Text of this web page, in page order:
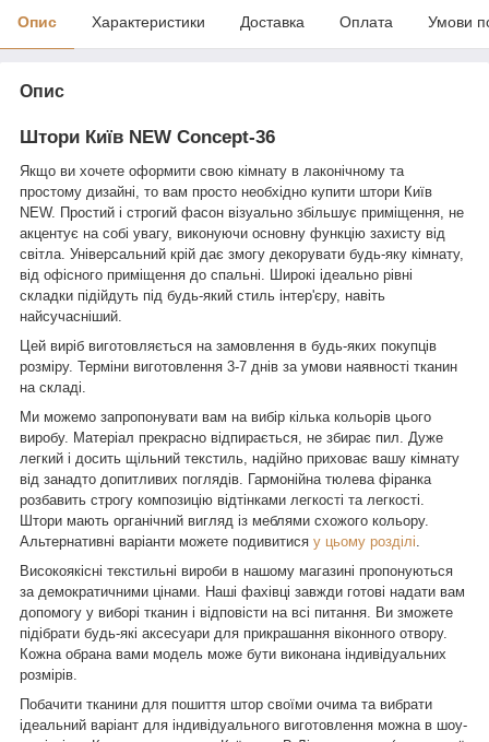
Опис Характеристики Доставка Оплата Умови
Опис
Штори Київ NEW Concept-36
Якщо ви хочете оформити свою кімнату в лаконічному та
простому дизайні, то вам просто необхідно купити штори Київ
NEW. Простий і строгий фасон візуально збільшує приміщення, не
акцентує на собі увагу, виконуючи основну функцію захисту від
світла. Універсальний крій дає змогу декорувати будь-яку кімнату,
від офісного приміщення до спальні. Широкі ідеально рівні
складки підійдуть під будь-який стиль інтер'єру, навіть
найсучасніший.
Цей виріб виготовляється на замовлення в будь-яких покупців
розміру. Терміни виготовлення 3-7 днів за умови наявності тканин
на складі.
Ми можемо запропонувати вам на вибір кілька кольорів цього
виробу. Матеріал прекрасно відпирається, не збирає пил. Дуже
легкий і досить щільний текстиль, надійно приховає вашу кімнату
від занадто допитливих поглядів. Гармонійна тюлева фіранка
розбавить строгу композицію відтінками легкості та легкості.
Штори мають органічний вигляд із меблями схожого кольору.
Альтернативні варіанти можете подивитися у цьому розділі
Високоякісні текстильні вироби в нашому магазині пропонуються
за демократичними цінами. Наші фахівці завжди готові надати вам
допомогу у виборі тканин і відповісти на всі питання. Ви зможете
підібрати будь-які аксесуари для прикрашання віконного отвору.
Кожна обрана вами модель може бути виконана індивідуальних
розмірів.
Побачити тканини для пошиття штор своїми очима та вибрати
ідеальний варіант для індивідуального виготовлення можна в шоу-